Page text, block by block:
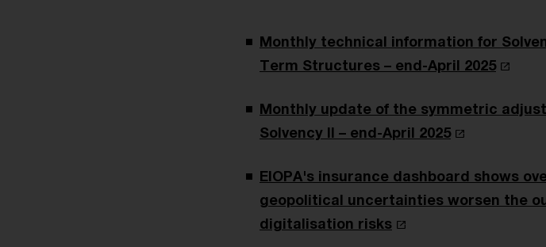
Monthly technical information for
Term Structures – end-April 2025
Monthly update of the symmetric
Solvency II – end-April 2025
EIOPA's insurance dashboard shows
geopolitical uncertainties worsen the
digitalisation risks